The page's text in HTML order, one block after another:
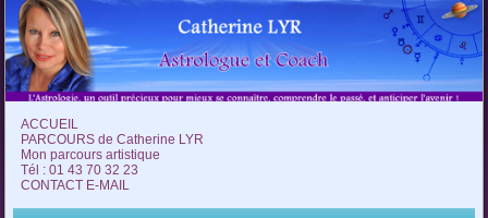
ACCUEIL
PARCOURS de Catherine LYR
Mon parcours artistique
Tél : 01 43 70 32 23
CONTACT E-MAIL